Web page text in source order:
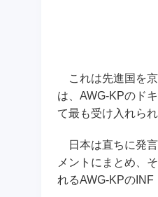
これは先進国を
は、AWG-KPのド
て最も受け入れら
日本は直ちに発言
メントにまとめ、
れるAWG-KPのINF